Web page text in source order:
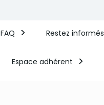
FAQ Restez informés
Espace adhérent